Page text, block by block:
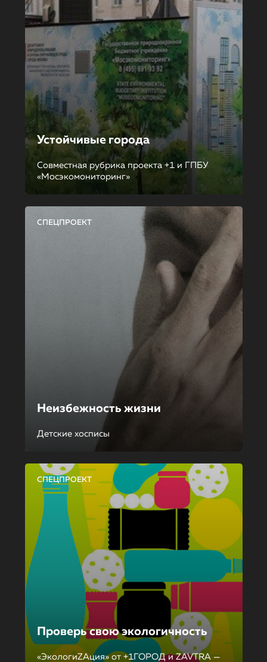
Устойчивые города
Совместная рубрика проекта +1 и ГПБУ
«Мосэкомониторинг»
СПЕЦПРОЕКТ
Неизбежность жизни
Детские хосписы
СПЕЦПРОЕКТ
Проверь свою экологичность
«ЭкологиZAция» от +1ГОРОД и ZAVTRA —